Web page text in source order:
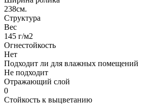
238см.
Структура
Вес
145 г/м2
Огнестойкость
Нет
Подходит ли для влажных помещений
Не подходит
Отражающий слой
0
Стойкость к выцветанию